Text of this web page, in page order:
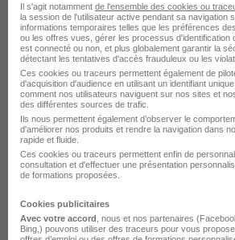
Voir l’offre
Alternance - Logistics
Manager H/F
Thales
Orléans - 45
Alternance
Voir l’offre
Il s'agit notamment de l'ensemble des cookies ou
la session de l'utilisateur active pendant sa navigation
informations temporaires telles que les préférences
ou les offres vues, gérer les processus d'identification
est connecté ou non, et plus globalement garantir la
détectant les tentatives d'accès frauduleux ou les
Ces cookies ou traceurs permettent également de
d'acquisition d'audience en utilisant un identifiant
comment nos utilisateurs naviguent sur nos sites et
des différentes sources de trafic.
Ils nous permettent également d’observer le
d'améliorer nos produits et rendre la navigation dans
rapide et fluide.
Ces cookies ou traceurs permettent enfin de
consultation et d'effectuer une présentation
de formations proposées.
Cookies publicitaires
Avec votre accord , nous et nos partenaires
Bing,) pouvons utiliser des traceurs pour vous